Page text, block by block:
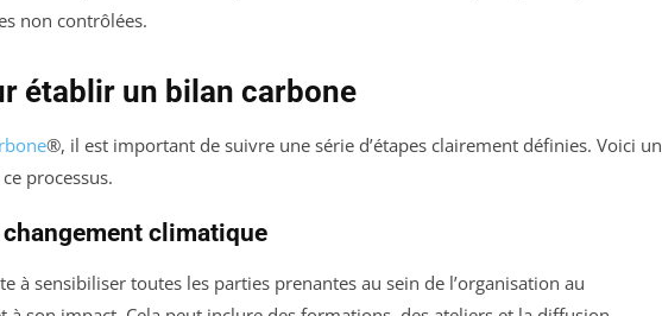
non contrôlées.
établir un bilan carbone
®, il est important de suivre une série d’étapes clairement définies. Voici un
processus.
climatique
à sensibiliser toutes les parties prenantes au sein de l’organisation au